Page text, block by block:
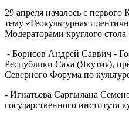
29 апреля началось с первого
тему «Геокультурная
Модераторами круглого
- Борисов Андрей Саввич -
Республики Саха (Якутия),
Северного Форума по
- Игнатьева Саргылана
государственного института